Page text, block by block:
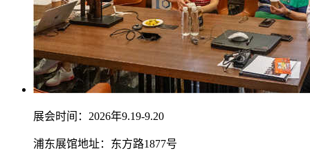
展会时间：2026年9.19-9.20
浦东展馆地址：东方路1877号